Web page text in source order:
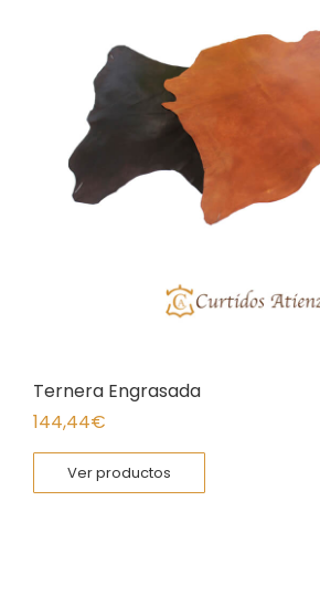
Ternera Engrasada
144,44€
Ver productos